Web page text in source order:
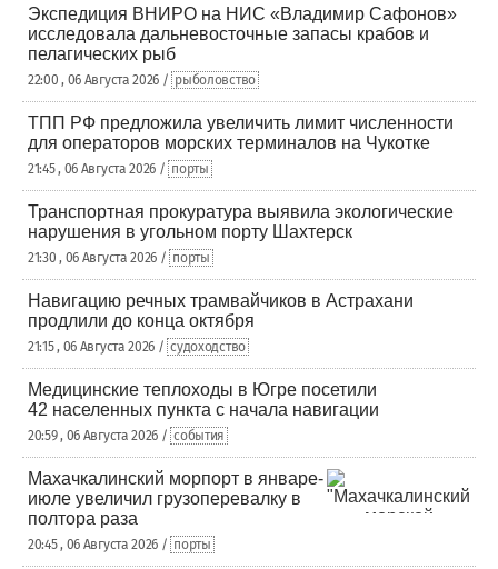
Экспедиция ВНИРО на НИС «Владимир Сафонов»
исследовала дальневосточные запасы крабов и
пелагических рыб
22:00 , 06 Августа 2026 / рыболовство
ТПП РФ предложила увеличить лимит численности
для операторов морских терминалов на Чукотке
21:45 , 06 Августа 2026 / порты
Транспортная прокуратура выявила экологические
нарушения в угольном порту Шахтерск
21:30 , 06 Августа 2026 / порты
Навигацию речных трамвайчиков в Астрахани
продлили до конца октября
21:15 , 06 Августа 2026 / судоходство
Медицинские теплоходы в Югре посетили
42 населенных пункта с начала навигации
20:59 , 06 Августа 2026 / события
Махачкалинский морпорт в январе-
июле увеличил грузоперевалку в
полтора раза
20:45 , 06 Августа 2026 / порты